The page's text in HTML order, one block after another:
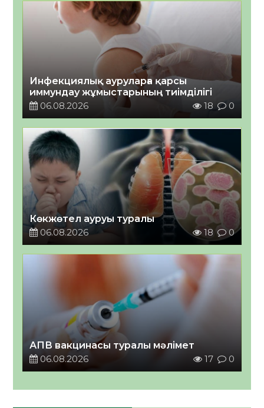
Инфекциялық ауруларға қарсы
иммундау жұмыстарының тиімділігі
06.08.2026
18 0
Көкжөтел ауруы туралы
06.08.2026
18 0
АПВ вакцинасы туралы мәлімет
06.08.2026
17 0